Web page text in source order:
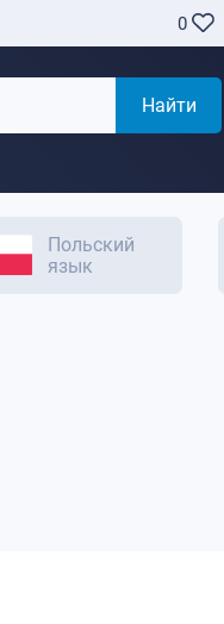
0
Найти
Польский
язык